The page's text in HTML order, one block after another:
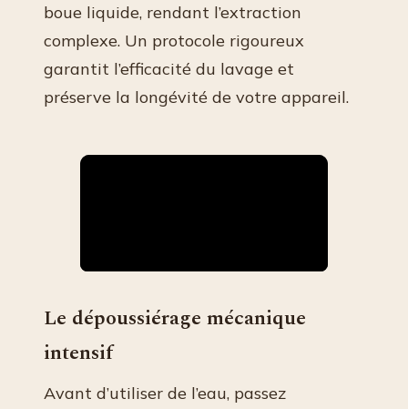
boue liquide, rendant l’extraction
complexe. Un protocole rigoureux
garantit l’efficacité du lavage et
préserve la longévité de votre appareil.
Le dépoussiérage mécanique
intensif
Avant d’utiliser de l’eau, passez